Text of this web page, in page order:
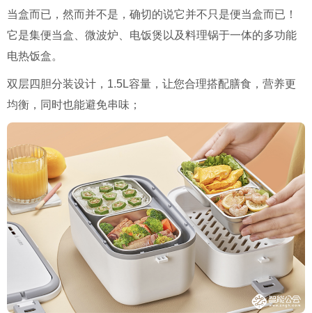
当盒而已，然而并不是，确切的说它并不只是便当盒而已！
它是集便当盒、微波炉、电饭煲以及料理锅于一体的多功能
电热饭盒。
双层四胆分装设计，1.5L容量，让您合理搭配膳食，营养更
均衡，同时也能避免串味；